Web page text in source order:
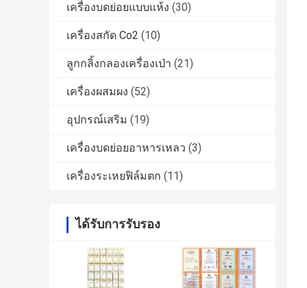
เครื่องบดย่อยแบบแห้ง (30)
เครื่องสกัด Co2 (10)
ลูกกลิ้งกลองเครื่องเป่า (21)
เครื่องผสมผง (52)
อุปกรณ์เสริม (19)
เครื่องบดย่อยอาหารเหลว (3)
เครื่องระเหยฟิล์มตก (11)
ได้รับการรับรอง